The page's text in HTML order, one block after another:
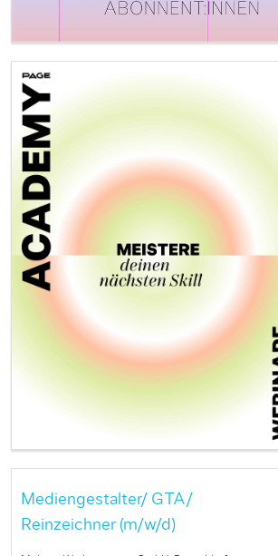
Mediengestalter/ GTA/
Reinzeichner (m/w/d)